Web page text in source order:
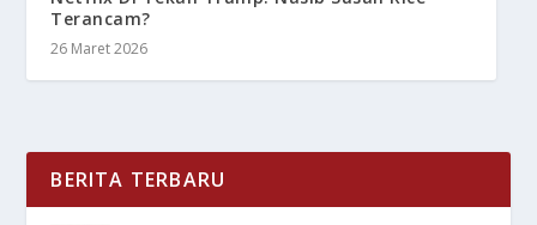
Terancam?
26 Maret 2026
BERITA TERBARU